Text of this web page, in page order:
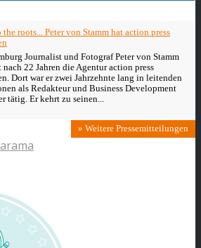
the roots... Peter von Stamm hat action press
Journalist und Fotograf Peter von Stamm
nach 22 Jahren die Agentur action press
Dort war er zwei Jahrzehnte lang in leitenden
als Redakteur und Business Development
tätig. Er kehrt zu seinen...
» Weitere Pressemitteilungen